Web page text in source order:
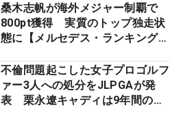
桑木志帆が海外メジャー制覇で
800pt獲得 実質のトップ独走状
態に【メルセデス・ランキング番
不倫問題起こした女子プロゴルフ
ァー3人への処分をJLPGAが発
表 栗永遼キャディは9年間の立